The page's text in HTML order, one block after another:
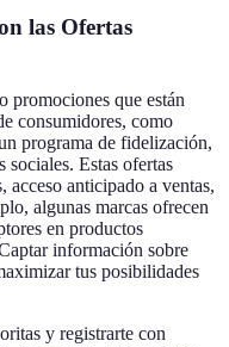
las Ofertas
promociones que están
consumidores, como
programa de fidelización,
sociales. Estas ofertas
anticipado a ventas,
algunas marcas ofrecen
en productos
información sobre
tus posibilidades
y registrarte con